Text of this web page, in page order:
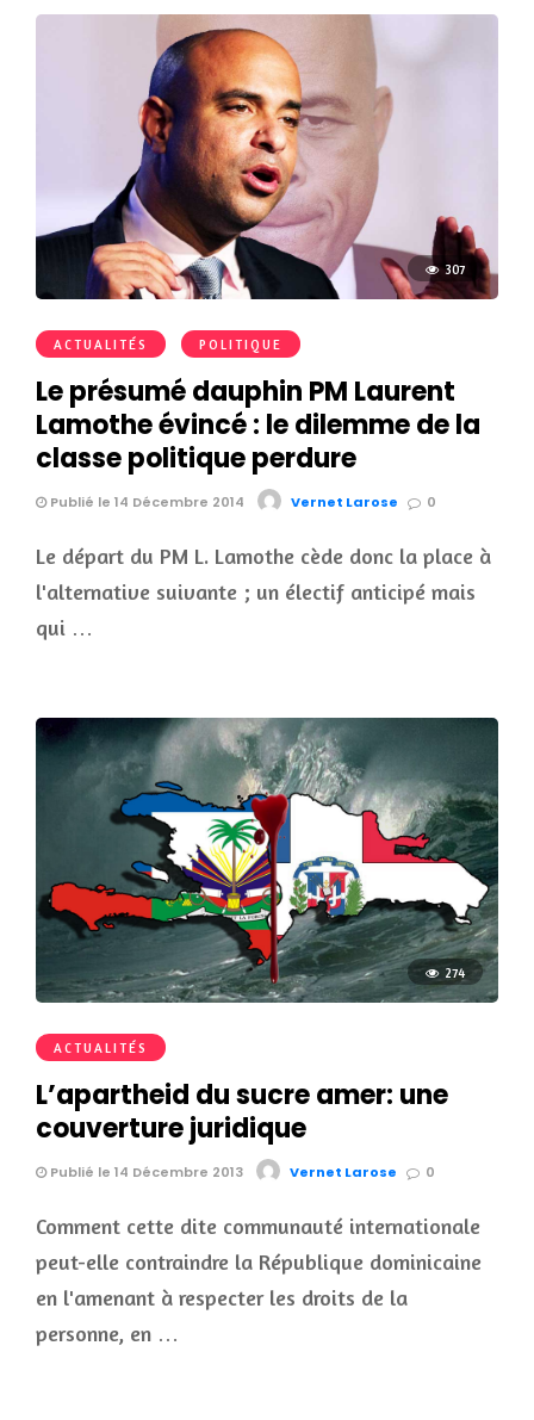
307
ACTUALITÉS POLITIQUE
Le présumé dauphin PM Laurent
Lamothe évincé : le dilemme de la
classe politique perdure
Publié le 14 Décembre 2014 Vernet Larose 0
Le départ du PM L. Lamothe cède donc la place à
l'alternative suivante ; un électif anticipé mais
qui …
274
ACTUALITÉS
L’apartheid du sucre amer: une
couverture juridique
Publié le 14 Décembre 2013 Vernet Larose 0
Comment cette dite communauté internationale
peut-elle contraindre la République dominicaine
en l'amenant à respecter les droits de la
personne, en …